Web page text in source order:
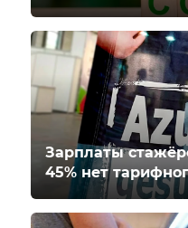
Зарплаты
45% нет